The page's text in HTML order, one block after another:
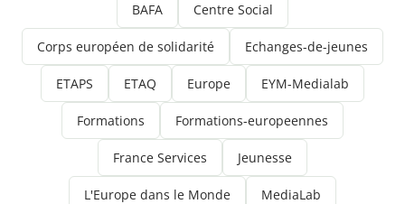
BAFA Centre Social
Corps européen de solidarité Echanges-de-jeunes
ETAPS ETAQ Europe EYM-Medialab
Formations Formations-europeennes
France Services Jeunesse
L'Europe dans le Monde MediaLab